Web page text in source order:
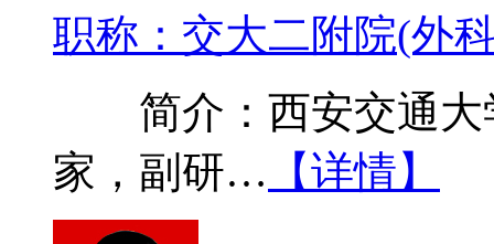
职称：交大二附院(外
简介：西安交通大
家，副研… 【详情】